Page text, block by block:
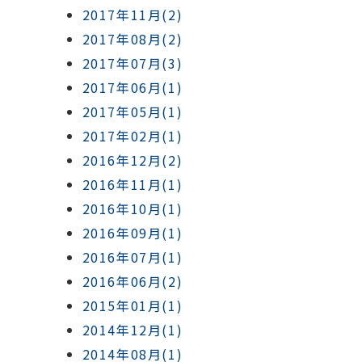
2017年11月(2)
2017年08月(2)
2017年07月(3)
2017年06月(1)
2017年05月(1)
2017年02月(1)
2016年12月(2)
2016年11月(1)
2016年10月(1)
2016年09月(1)
2016年07月(1)
2016年06月(2)
2015年01月(1)
2014年12月(1)
2014年08月(1)